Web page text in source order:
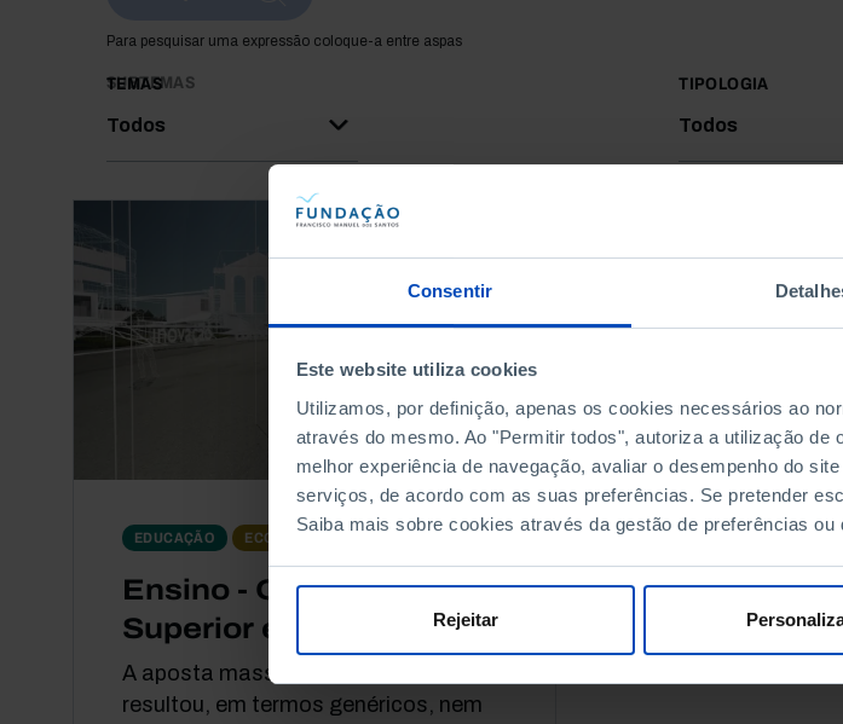
Consentir
Este website utiliza cookies
Utilizamos, por definição, apenas os cookies necessários ao
através do mesmo. Ao "Permitir todos", autoriza a utilização
melhor experiência de navegação, avaliar o desempenho do
serviços, de acordo com as suas preferências. Se pretender
Saiba mais sobre cookies através da gestão de preferências ou
Rejeitar
Para pesquisar uma expressão coloque-a entre aspas
TEMAS
Todos
SUBTEMAS TIPOLOGIA
Todos
EDUCAÇÃO ECONOMIA
Ensino - O Desafio do
Superior em Portugal
A aposta massiva na educação não
resultou, em termos genéricos, nem